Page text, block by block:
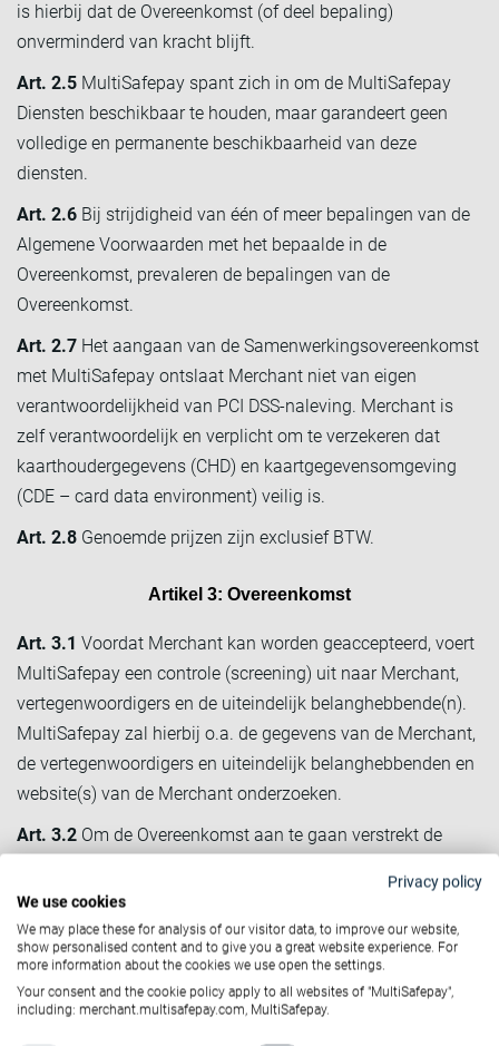
is hierbij dat de Overeenkomst (of deel bepaling)
onverminderd van kracht blijft.
Art. 2.5 MultiSafepay spant zich in om de MultiSafepay
Diensten beschikbaar te houden, maar garandeert geen
volledige en permanente beschikbaarheid van deze
diensten.
Art. 2.6 Bij strijdigheid van één of meer bepalingen van de
Algemene Voorwaarden met het bepaalde in de
Overeenkomst, prevaleren de bepalingen van de
Overeenkomst.
Art. 2.7 Het aangaan van de Samenwerkingsovereenkomst
met MultiSafepay ontslaat Merchant niet van eigen
verantwoordelijkheid van PCI DSS-naleving. Merchant is
zelf verantwoordelijk en verplicht om te verzekeren dat
kaarthoudergegevens (CHD) en kaartgegevensomgeving
(CDE – card data environment) veilig is.
Art. 2.8 Genoemde prijzen zijn exclusief BTW.
Artikel 3: Overeenkomst
Art. 3.1 Voordat Merchant kan worden geaccepteerd, voert
MultiSafepay een controle (screening) uit naar Merchant,
vertegenwoordigers en de uiteindelijk belanghebbende(n).
MultiSafepay zal hierbij o.a. de gegevens van de Merchant,
de vertegenwoordigers en uiteindelijk belanghebbenden en
website(s) van de Merchant onderzoeken.
Art. 3.2 Om de Overeenkomst aan te gaan verstrekt de
Merchant de Overeenkomst. De Overeenkomst komt tot
stand indien MultiSafepay vervolgens op elektronische
wijze bevestigt dat de Overeenkomst tot stand is gekomen.
Art. 3.3De Overeenkomst wordt aangegaan voor
Privacy policy
We use cookies
We may place these for analysis of our visitor data, to improve our website,
show personalised content and to give you a great website experience. For
more information about the cookies we use open the settings.
Your consent and the cookie policy apply to all websites of "MultiSafepay",
including: merchant.multisafepay.com, MultiSafepay.